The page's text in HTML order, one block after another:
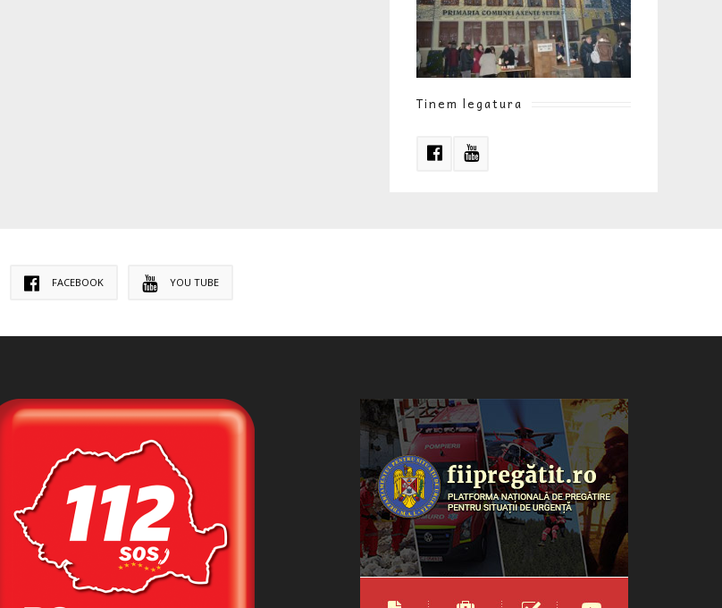
Tinem legatura
FACEBOOK YOU TUBE